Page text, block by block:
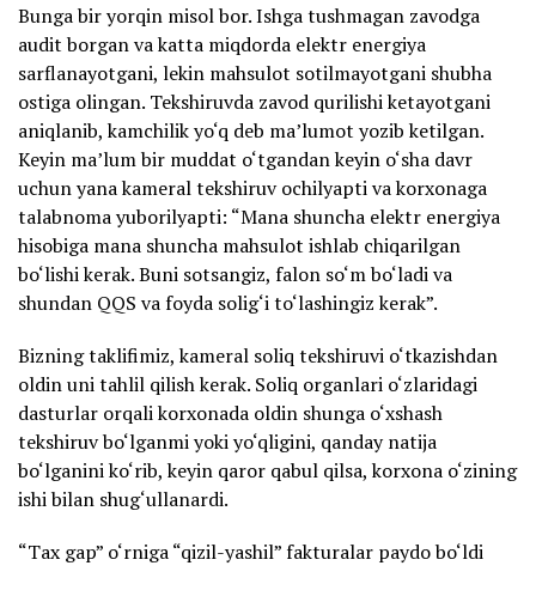
Bunga bir yorqin misol bor. Ishga tushmagan zavodga
audit borgan va katta miqdorda elektr energiya
sarflanayotgani, lekin mahsulot sotilmayotgani shubha
ostiga olingan. Tekshiruvda zavod qurilishi ketayotgani
aniqlanib, kamchilik yo‘q deb ma’lumot yozib ketilgan.
Keyin ma’lum bir muddat o‘tgandan keyin o‘sha davr
uchun yana kameral tekshiruv ochilyapti va korxonaga
talabnoma yuborilyapti: “Mana shuncha elektr energiya
hisobiga mana shuncha mahsulot ishlab chiqarilgan
bo‘lishi kerak. Buni sotsangiz, falon so‘m bo‘ladi va
shundan QQS va foyda solig‘i to‘lashingiz kerak”.
Bizning taklifimiz, kameral soliq tekshiruvi o‘tkazishdan
oldin uni tahlil qilish kerak. Soliq organlari o‘zlaridagi
dasturlar orqali korxonada oldin shunga o‘xshash
tekshiruv bo‘lganmi yoki yo‘qligini, qanday natija
bo‘lganini ko‘rib, keyin qaror qabul qilsa, korxona o‘zining
ishi bilan shug‘ullanardi.
“Tax gap” o‘rniga “qizil-yashil” fakturalar paydo bo‘ldi